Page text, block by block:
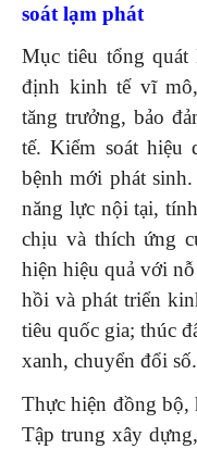
soát lạm phát
Mục tiêu tổng
định kinh tế vĩ
tăng trưởng, bảo
tế. Kiểm soát hiệu
bệnh mới phát
năng lực nội tại,
chịu và thích ứng
hiện hiệu quả với
hồi và phát triển
tiêu quốc gia; thúc
xanh, chuyển đổi số.
Thực hiện đồng bộ,
Tập trung xây